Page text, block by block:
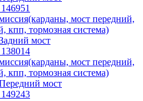
мост передний,
кпп, тормозная система)
мост
мост передний,
кпп, тормозная система)
мост